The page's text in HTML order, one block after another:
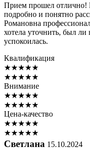
Прием прошел отлично!
подробно и понятно
Романовна
хотела уточнить, был ли
успокоилась.
Квалификация
★★★★★
★★★★★
Внимание
★★★★★
★★★★★
Цена-качество
★★★★★
★★★★★
Светлана 15.10.2024